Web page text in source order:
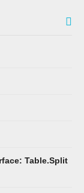
Table.Split